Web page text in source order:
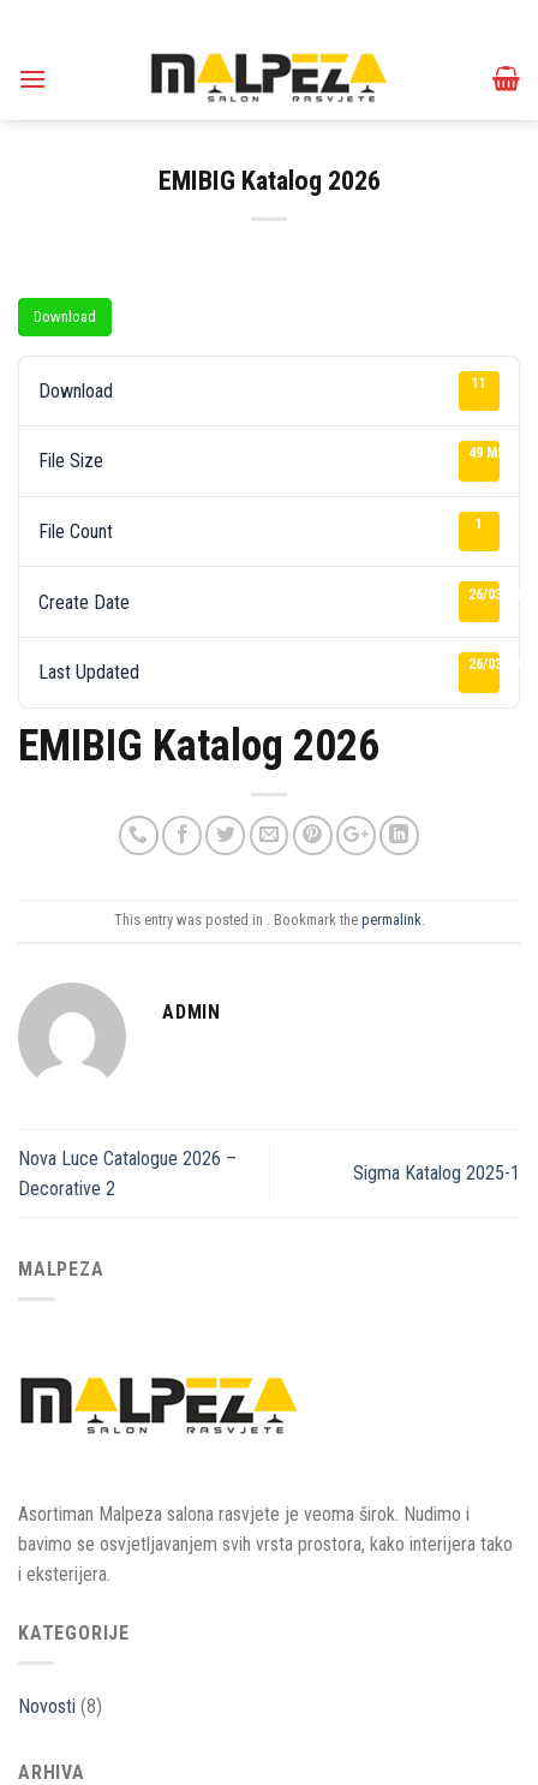
content
EMIBIG Katalog 2026
Download
Download 11
File Size 49 MB
File Count 1
Create Date 26/03/2026
Last Updated 26/03/2026
EMIBIG Katalog 2026
This entry was posted in . Bookmark the permalink.
ADMIN
Nova Luce Catalogue 2026 –
Decorative 2
Sigma Katalog 2025-1
MALPEZA
Asortiman Malpeza salona rasvjete je veoma širok. Nudimo i
bavimo se osvjetljavanjem svih vrsta prostora, kako interijera tako
i eksterijera.
KATEGORIJE
Novosti (8)
ARHIVA